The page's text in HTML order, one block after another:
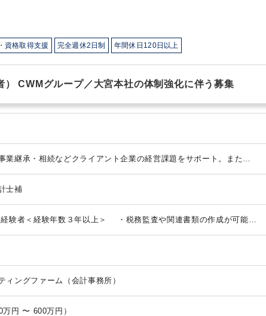
資格取得支援 完全週休2日制 年間休日120日以上
） CWMグループ／大宮本社の体制強化に伴う募集
業継承・相続などクライアント企業の経営課題をサポート。また、
内における業務の生産性向上を進めています。
・相続税申告 事業承継支援 組織再編 企業再生支援 公益法人 医業
カンドオピニオン経営計画策定・進捗確認支援 ＜使用システム＞
士補
験者＜経験年数３年以上＞
・税務監査や関連書類の作成が可能で
ィングファーム（会計事務所）
月給 24万円 〜 35万円 （年収 400万円 〜 600万円）